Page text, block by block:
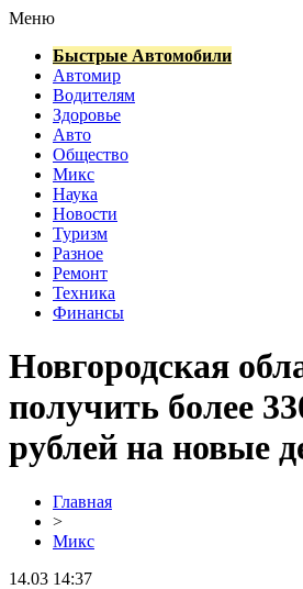
Меню
Быстрые Автомобили
Автомир
Водителям
Здоровье
Авто
Общество
Микс
Наука
Новости
Туризм
Разное
Ремонт
Техника
Финансы
Новгородская
получить более
рублей на новые
Главная
>
Микс
14.03 14:37